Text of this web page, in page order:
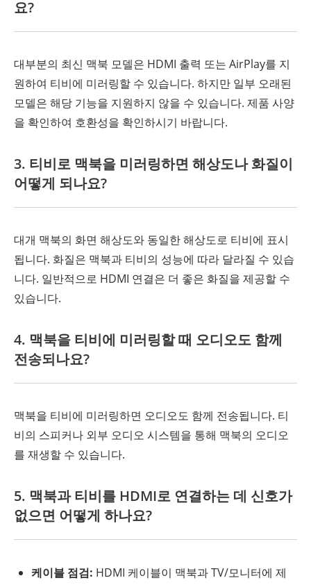
요?
대부분의 최신 맥북 모델은 HDMI 출력 또는 AirPlay를 지
원하여 티비에 미러링할 수 있습니다. 하지만 일부 오래된
모델은 해당 기능을 지원하지 않을 수 있습니다. 제품 사양
을 확인하여 호환성을 확인하시기 바랍니다.
3. 티비로 맥북을 미러링하면 해상도나 화질이
어떻게 되나요?
대개 맥북의 화면 해상도와 동일한 해상도로 티비에 표시
됩니다. 화질은 맥북과 티비의 성능에 따라 달라질 수 있습
니다. 일반적으로 HDMI 연결은 더 좋은 화질을 제공할 수
있습니다.
4. 맥북을 티비에 미러링할 때 오디오도 함께
전송되나요?
맥북을 티비에 미러링하면 오디오도 함께 전송됩니다. 티
비의 스피커나 외부 오디오 시스템을 통해 맥북의 오디오
를 재생할 수 있습니다.
5. 맥북과 티비를 HDMI로 연결하는 데 신호가
없으면 어떻게 하나요?
케이블 점검: HDMI 케이블이 맥북과 TV/모니터에 제